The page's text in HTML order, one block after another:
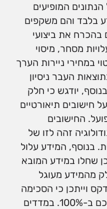
המופיעים
בלבד והם משקפים
בהכרח את ביצועי
מסחר, מיסוי
במחירי ניירות הערך
העבר ניסיון
יודגש כי חלק
חישובים תיאורטיים
החישובים
זהה לזו של
בנוסף, המידע עלול
שחלו במידע המובא
מהמידע מעוגל
וייתכן כי הסכימה
של סוג מידע מסוים לא תסתכם ב-100%. במדדים